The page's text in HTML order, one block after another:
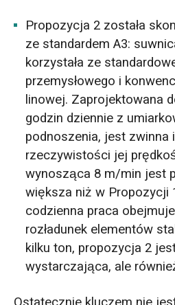
Propozycja 2 została
ze standardem A3:
korzystała ze
przemysłowego i
linowej. Zaprojektowana
godzin dziennie z
podnoszenia, jest zwinna
rzeczywistości jej
wynosząca 8 m/min jest
większa niż w Propozycji
codzienna praca
rozładunek elementów
kilku ton, propozycja 2
wystarczająca, ale